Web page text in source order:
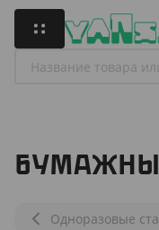
Одноразовые